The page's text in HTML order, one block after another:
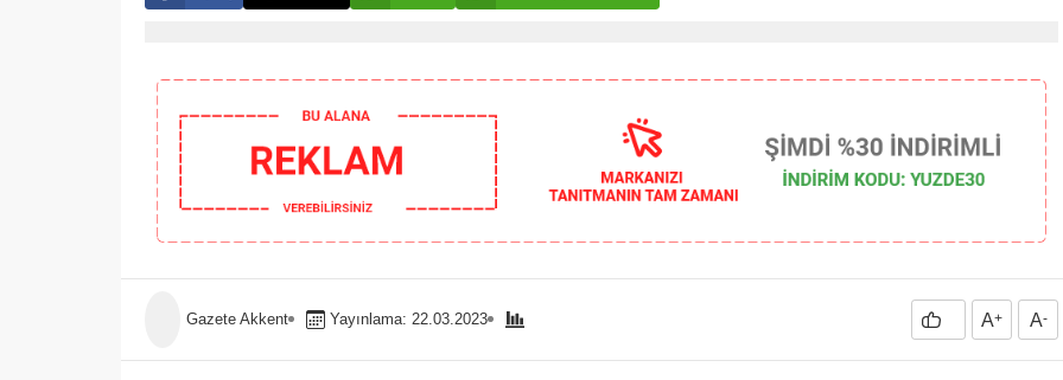
Gazete Akkent Yayınlama: 22.03.2023 A+ A-